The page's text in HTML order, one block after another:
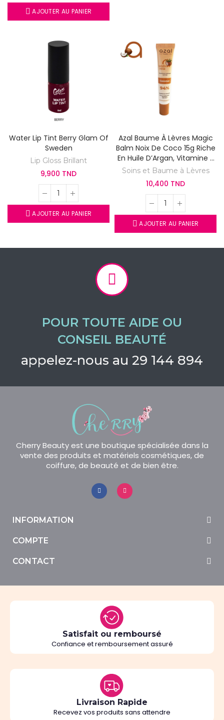
AJOUTER AU PANIER
Water Lip Tint Berry Glam Of
Sweden
Lip Gloss Brillant
9,900 TND
AJOUTER AU PANIER
Azal Baume À Lèvres Magic
Balm Noix De Coco 15g Riche
En Huile D’Argan, Vitamine E
Et L’Aloe Vera
Soins et Baume à Lèvres
10,400 TND
AJOUTER AU PANIER
POUR TOUTE AIDE OU
CONSEIL BEAUTÉ
appelez-nous au 29 144 894
Cherry Beauty est une boutique spécialisée dans la
vente des produits et matériels cosmétiques, de
coiffure, de beauté et de bien être.
INFORMATION
COMPTE
CONTACT
Satisfait ou remboursé
Confiance et remboursement assuré
Livraison Rapide
Recevez vos produits sans attendre